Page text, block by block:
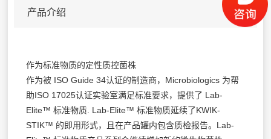
产品介绍
作为标准物质的定性质控菌株
作为被 ISO Guide 34认证的制造商，Microbiologics 为帮
助ISO 17025认证实验室满足标准要求，提供了 Lab-
Elite™ 标准物质. Lab-Elite™ 标准物质延续了KWIK-
STIK™ 的即用形式，且在产品罐内包含质检报告。Lab-